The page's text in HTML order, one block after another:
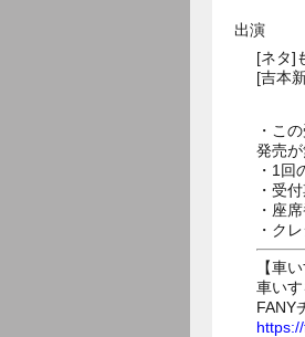
出演
[ネタ]
[吉本
・こ
発売が
・1回
・受
・座
・ク
【車
車い
FANY